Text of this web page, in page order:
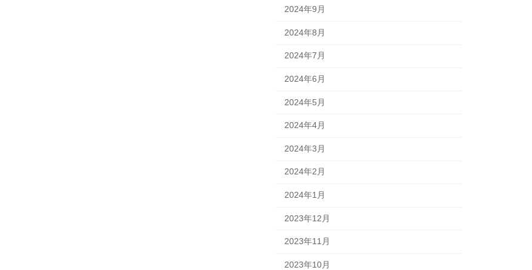
2024年9月
2024年8月
2024年7月
2024年6月
2024年5月
2024年4月
2024年3月
2024年2月
2024年1月
2023年12月
2023年11月
2023年10月